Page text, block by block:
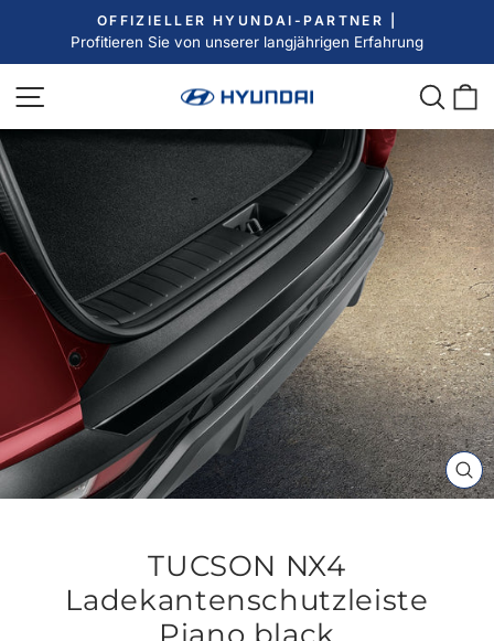
Inhalt
Pause
OFFIZIELLER HYUNDAI-PARTNER |
Profitieren Sie von unserer langjährigen Erfahrung
Seitennavigation
TUCSON NX4
Ladekantenschutzleiste
Piano black